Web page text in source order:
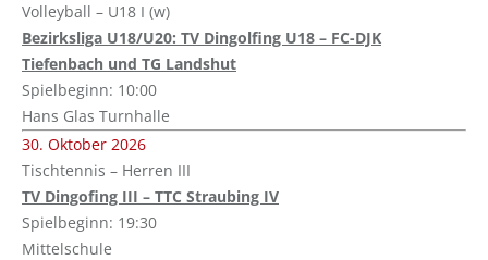
Volleyball – U18 I (w)
Bezirksliga U18/U20: TV Dingolfing U18 – FC-DJK
Tiefenbach und TG Landshut
Spielbeginn: 10:00
Hans Glas Turnhalle
30. Oktober 2026
Tischtennis – Herren III
TV Dingofing III – TTC Straubing IV
Spielbeginn: 19:30
Mittelschule